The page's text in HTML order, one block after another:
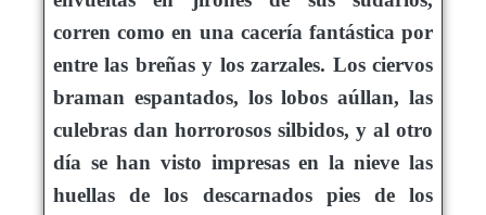
corren como en una cacería fantástica por
entre las breñas y los zarzales. Los ciervos
braman espantados, los lobos aúllan, las
culebras dan horrorosos silbidos, y al otro
día se han visto impresas en la nieve las
huellas de los descarnados pies de los